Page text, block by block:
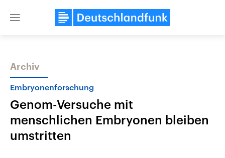
Close
Themen
Archiv
Embryonenforschung
Genom-Versuche mit
menschlichen Embryonen bleiben
umstritten